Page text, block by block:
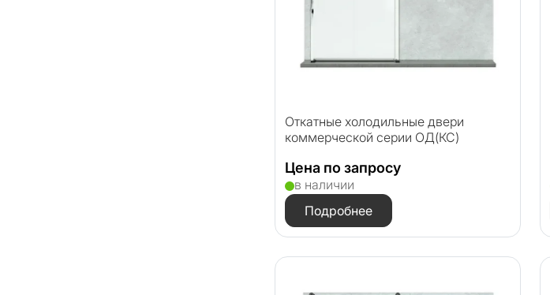
Откатные холодильные двери
коммерческой серии ОД(КС)
Цена по запросу
в наличии
Подробнее